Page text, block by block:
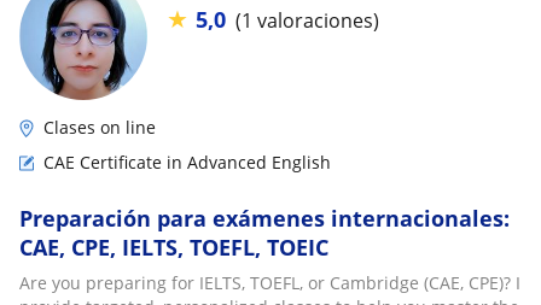
★ 5,0 (1 valoraciones)
Clases on line
CAE Certificate in Advanced English
Preparación para exámenes internacionales:
CAE, CPE, IELTS, TOEFL, TOEIC
Are you preparing for IELTS, TOEFL, or Cambridge (CAE, CPE)? I